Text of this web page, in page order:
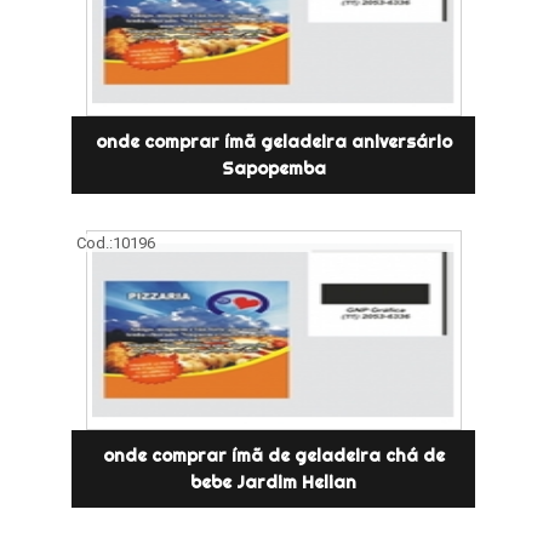
onde comprar ímã geladeira aniversário
Sapopemba
Cod.:10196
onde comprar ímã de geladeira chá de
bebe Jardim Helian